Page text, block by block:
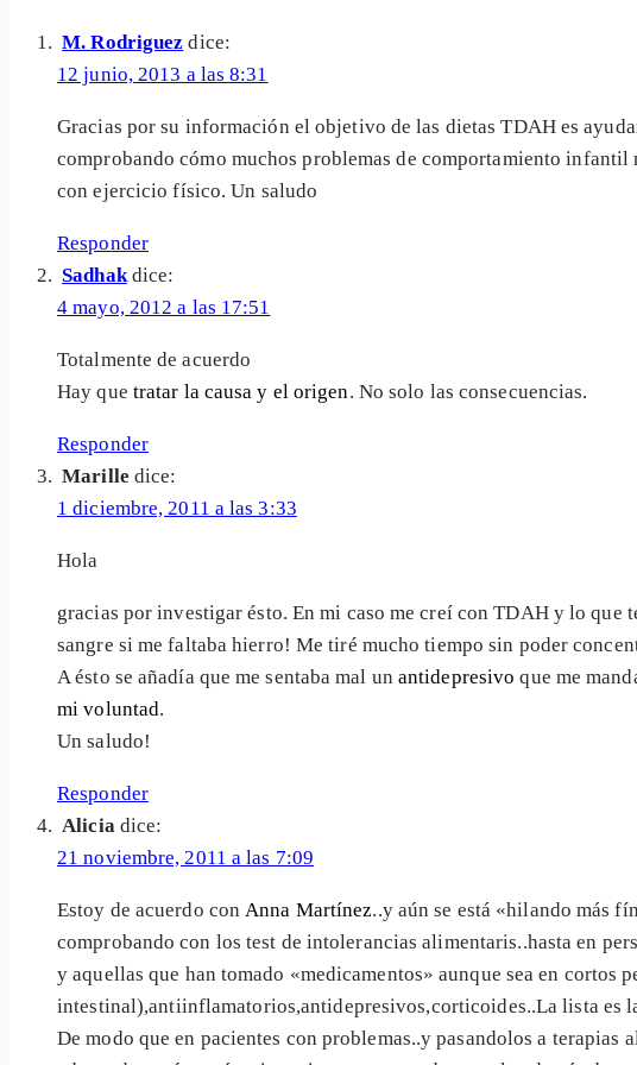
M. Rodriguez dice:
12 junio, 2013 a las 8:31
Gracias por su información el objetivo de las dietas TDAH es
comprobando cómo muchos problemas de comportamiento
con ejercicio físico. Un saludo
Responder
Sadhak dice:
4 mayo, 2012 a las 17:51
Totalmente de acuerdo
Hay que tratar la causa y el origen. No solo las consecuencias.
Responder
Marille dice:
1 diciembre, 2011 a las 3:33
Hola
gracias por investigar ésto. En mi caso me creí con TDAH y lo que
sangre si me faltaba hierro! Me tiré mucho tiempo sin poder
A ésto se añadía que me sentaba mal un antidepresivoque me
mi voluntad.
Un saludo!
Responder
Alicia dice:
21 noviembre, 2011 a las 7:09
Estoy de acuerdo conAnna Martínez..y aún se está «hilando más
comprobando con los test de intolerancias alimentaris..hasta en
y aquellas que han tomado «medicamentos» aunque sea en
intestinal),antiinflamatorios,antidepresivos,corticoides..La lista es
De modo que en pacientes con problemas..y pasandolos a